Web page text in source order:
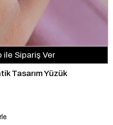
ile Sipariş Ver
Tasarım Yüzük